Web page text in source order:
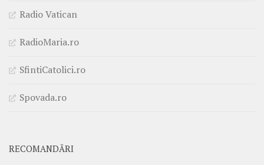
Radio Vatican
RadioMaria.ro
SfintiCatolici.ro
Spovada.ro
RECOMANDĂRI